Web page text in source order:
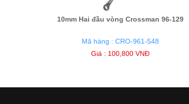
10mm Hai đầu vòng Crossman 96-129
Mã hàng : CRO-961-548
Giá : 100,800 VNĐ